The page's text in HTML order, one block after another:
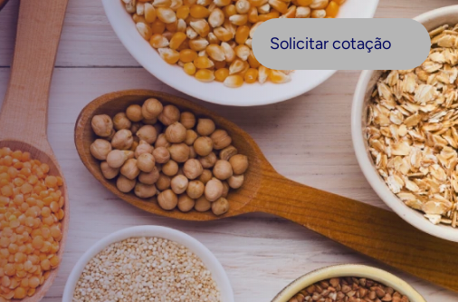
Solicitar cotação
Solicitar cotação